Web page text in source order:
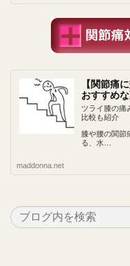
【関節痛
おすすめ
ツライ膝の痛
比較も紹介
膝や腰の関節
る、水…
maddonna.net